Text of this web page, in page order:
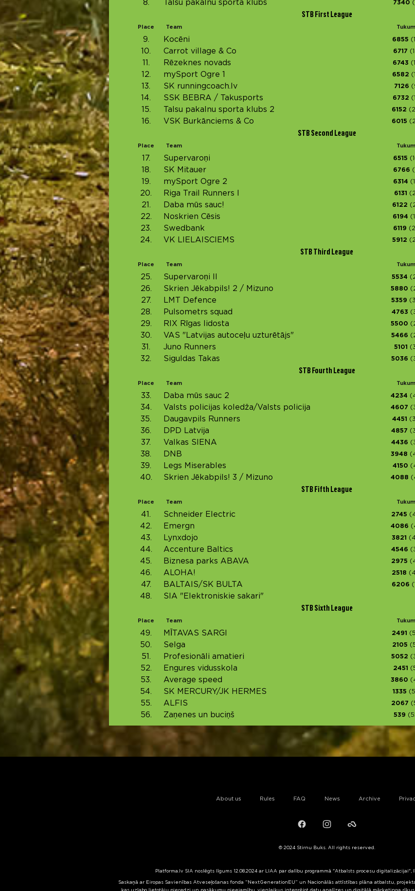
8.
Talsu pakalnu sporta klubs 7340
STB First League
Place Team
9. Kocēni 6855
10.
Carrot village & Co 6717
11.
Rēzeknes novads 6743
12.
mySport Ogre 1 6582
13.
SK runningcoach.lv 7126
14.
SSK BEBRA / Takusports 6732
15.
Talsu pakalnu sporta klubs 2 6152
16.
VSK Burkānciems & Co 6015
STB Second League
Place Team
17. Supervaroņi 6515
18.
SK Mitauer 6766
19.
mySport Ogre 2 6314
20.
Riga Trail Runners I 6131
21.
Daba mūs sauc! 6122
22.
Noskrien Cēsis 6194
23.
Swedbank 6119
24.
VK LIELAISCIEMS 5912
STB Third League
Place Team
25. Supervaroņi II 5534
26.
Skrien Jēkabpils! 2 / Mizuno 5880
27.
LMT Defence 5359
28.
Pulsometrs squad 4763
29.
RIX Rīgas lidosta 5500
30.
VAS "Latvijas autoceļu uzturētājs" 5466
31.
Juno Runners 5101
32.
Siguldas Takas 5036
STB Fourth League
Place Team
33. Daba mūs sauc 2 4234
34.
Valsts policijas koledža/Valsts policija 4607
35.
Daugavpils Runners 4451
36.
DPD Latvija 4857
37.
Valkas SIENA 4436
38.
DNB 3948
39.
Legs Miserables 4150
40.
Skrien Jēkabpils! 3 / Mizuno 4088
STB Fifth League
Place Team
41. Schneider Electric 2745
42.
Emergn 4086
43.
Lynxdojo 3821
44.
Accenture Baltics 4546
45.
Biznesa parks ABAVA 2975
46.
ALOHA! 2518
47.
BALTAIS/SK BULTA 6206
48.
SIA "Elektroniskie sakari"
STB Sixth League
Place Team
49. MĪTAVAS SARGI 2491
50.
Selga 2105
51.
Profesionāli amatieri 5052
52.
Engures vidusskola 2451
53.
Average speed 3860
54.
SK MERCURY/JK HERMES 1335
55.
ALFIS 2067
56.
Zaņenes un buciņš 539
About us Rules FAQ News Archive
FacebookInstagramFailiem.lv
© 2024 Stirnu Buks. All rights reserved.
Platforma.lv SIA noslēgts līgums 12.08.2024 ar LIAA par dalību programmā "Atbalsts procesu digitalizācijai",
Saskaņā ar Eiropas Savienības Atveseļošanas fonda “NextGenerationEU” un Nacionālās attīstības plāna atbalstu,
kas uzlabo lietotāju pieredzi un pasākumu pieejamību, vienlaikus integrējot datu analīzes un digitālā mārketinga